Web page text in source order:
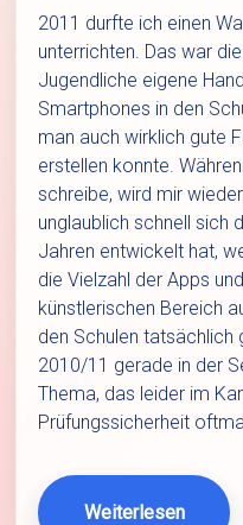
2011 durfte ich einen
unterrichten. Das war
Jugendliche eigene
Smartphones in den
man auch wirklich gute
erstellen konnte.
schreibe, wird mir
unglaublich schnell sich
Jahren entwickelt hat,
die Vielzahl der Apps
künstlerischen Bereich
den Schulen
2010/11 gerade in der
Thema, das leider im
Prüfungssicherheit
Weiterlesen